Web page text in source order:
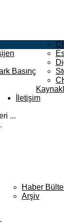
Basınç
...
Haber
Arşiv
İletişim